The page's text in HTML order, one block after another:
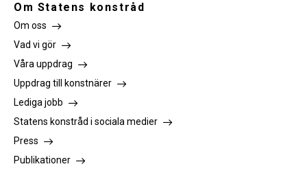
Om Statens konstråd
Om oss
Vad vi gör
Våra uppdrag
Uppdrag till konstnärer
Lediga jobb
Statens konstråd i sociala medier
Press
Publikationer